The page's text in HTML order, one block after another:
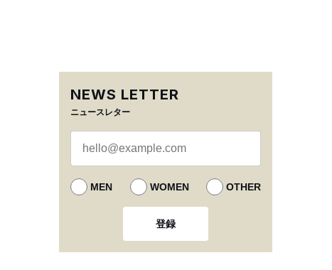
NEWS LETTER
ニュースレター
MEN WOMEN OTHER
登録